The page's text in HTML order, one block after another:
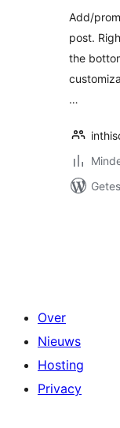
Add/
post.
the
…
Over
Nieuws
Hosting
Privacy